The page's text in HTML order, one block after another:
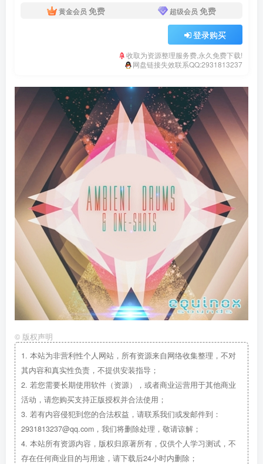
黄金会员 免费 超级会员 免费
登录购买
收取为资源整理服务费,永久免费下载!
网盘链接失效联系QQ:2931813237
© 版权声明
1. 本站为非营利性个人网站，所有资源来自网络收集整理，不对
其内容和真实性负责，不提供安装指导；
2. 若您需要长期使用软件（资源），或者商业运营用于其他商业
活动，请您购买支持正版授权并合法使用；
3. 若有内容侵犯到您的合法权益，请联系我们或发邮件到：
2931813237@qq.com，我们将删除处理，敬请谅解；
4. 本站所有资源内容，版权归原著所有，仅供个人学习测试，不
存在任何商业目的与用途，请下载后24小时内删除；